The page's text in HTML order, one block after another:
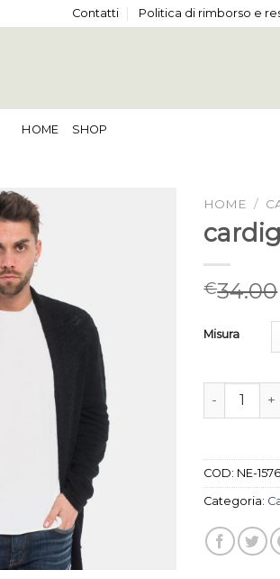
Contatti Politica di rimborso e
HOME SHOP
HOME /
€34.00
Misura
cardigan
COD: NE-1576
Categoria: